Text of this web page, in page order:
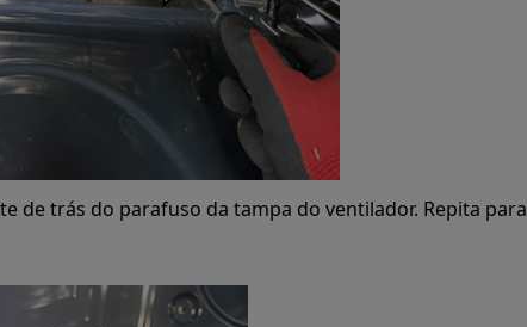
de trás do parafuso da tampa do ventilador. Repita para